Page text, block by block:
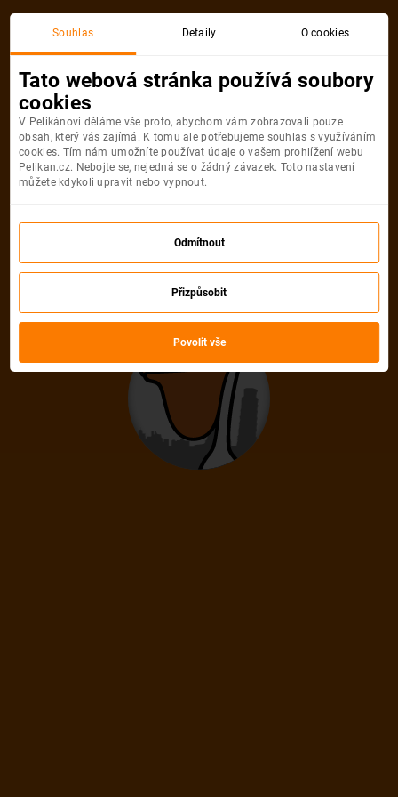
Akční letenka
Litujeme, akční letenka do města už
není dostupná
Vybrat jinou akční letenku
Souhlas Detaily O cookies
Tato webová stránka používá soubory
cookies
V Pelikánovi děláme vše proto, abychom vám zobrazovali pouze
obsah, který vás zajímá. K tomu ale potřebujeme souhlas s využíváním
cookies. Tím nám umožníte používat údaje o vašem prohlížení webu
Pelikan.cz. Nebojte se, nejedná se o žádný závazek. Toto nastavení
můžete kdykoli upravit nebo vypnout.
Odmítnout
Přizpůsobit
Povolit vše